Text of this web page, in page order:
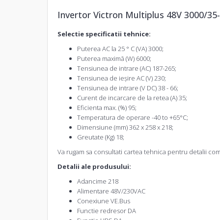
Invertor Victron Multiplus 48V 3000/
Selectie specificatii tehnice:
Puterea AC la 25 ° C (VA) 3000;
Puterea maximă (W) 6000;
Tensiunea de intrare (AC) 187-265;
Tensiunea de ieșire AC (V) 230;
Tensiunea de intrare (V DC) 38 - 66;
Curent de incarcare de la retea (A) 35;
Eficienta max. (%) 95;
Temperatura de operare -40 to +65°C;
Dimensiune (mm) 362 x 258 x 218;
Greutate (Kg) 18;
Va rugam sa consultati cartea tehnica pentru detalii
Detalii ale produsului:
Adancime 218
Alimentare 48V/230VAC
Conexiune VE.Bus
Functie redresor DA